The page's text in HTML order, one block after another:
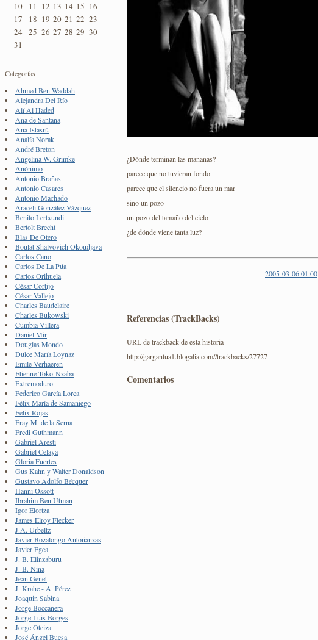
10
11 12 13 14 15 16
17
18 19 20 21 22 23
24
25 26 27 28 29 30
31
Categorías
Ahmed Ben Waddah
Alejandra Del Río
Alí Al Haded
Ana de Santana
Ana Istasrú
Analía Norak
André Breton
Angelina W. Grimke
Anónimo
Antonio Brañas
Antonio Casares
Antonio Machado
Araceli González Vázquez
Benito Lertxundi
Bertolt Brecht
Blas De Otero
Boulat Shalvovich Okoudjava
Carlos Cano
Carlos De La Púa
Carlos Orihuela
César Cortijo
César Vallejo
Charles Baudelaire
Charles Bukowski
Cumbia Villera
Daniel Mir
Douglas Mondo
Dulce María Loynaz
Émile Verhaeren
Etienne Toko-Nzaba
Extremoduro
Federico García Lorca
Félix María de Samaniego
Felix Rojas
Fray M. de la Serna
Fredi Guthmann
Gabriel Aresti
Gabriel Celaya
Gloria Fuertes
Gus Kahn y Walter Donaldson
Gustavo Adolfo Bécquer
Hanni Ossott
Ibrahim Ben Utman
Igor Elortza
James Elroy Flecker
J.A. Urbeltz
Javier Bozalongo Antoñanzas
Javier Egea
J. B. Elinzaburu
J. B. Nina
Jean Genet
J. Krahe - A. Pérez
Joaquin Sabina
Jorge Boccanera
Jorge Luis Borges
Jorge Oteiza
José Ángel Buesa
¿Dónde terminan las mañanas?
parece que no tuvieran fondo
parece que el silencio no fuera un mar
sino un pozo
un pozo del tamaño del cielo
¿de dónde viene tanta luz?
2005-03-06 01:00
Referencias (TrackBacks)
URL de trackback de esta historia
http://gargantua1.blogalia.com//trackbacks/27727
Comentarios